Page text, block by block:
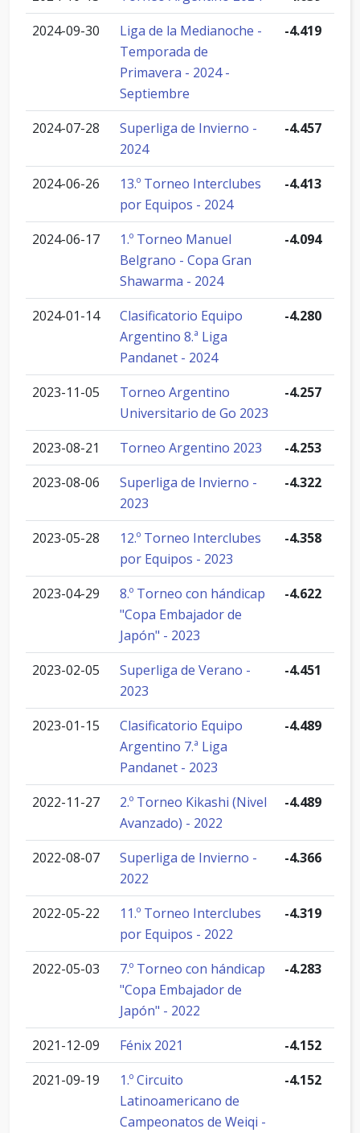
2024-09-30
Liga de la Medianoche -
Temporada de
Primavera - 2024 -
Septiembre
-4.419
2024-07-28
Superliga de Invierno -
2024
-4.457
2024-06-26
13.º Torneo Interclubes
por Equipos - 2024
-4.413
2024-06-17
1.º Torneo Manuel
Belgrano - Copa Gran
Shawarma - 2024
-4.094
2024-01-14
Clasificatorio Equipo
Argentino 8.ª Liga
Pandanet - 2024
-4.280
2023-11-05
Torneo Argentino
Universitario de Go 2023
-4.257
2023-08-21 Torneo Argentino 2023
-4.253
2023-08-06
Superliga de Invierno -
2023
-4.322
2023-05-28
12.º Torneo Interclubes
por Equipos - 2023
-4.358
2023-04-29
8.º Torneo con hándicap
"Copa Embajador de
Japón" - 2023
-4.622
2023-02-05
Superliga de Verano -
2023
-4.451
2023-01-15
Clasificatorio Equipo
Argentino 7.ª Liga
Pandanet - 2023
-4.489
2022-11-27
2.º Torneo Kikashi (Nivel
Avanzado) - 2022
-4.489
2022-08-07
Superliga de Invierno -
2022
-4.366
2022-05-22
11.º Torneo Interclubes
por Equipos - 2022
-4.319
2022-05-03
7.º Torneo con hándicap
"Copa Embajador de
Japón" - 2022
-4.283
2021-12-09 Fénix 2021
-4.152
2021-09-19
1.º Circuito
Latinoamericano de
Campeonatos de Weiqi -
-4.152